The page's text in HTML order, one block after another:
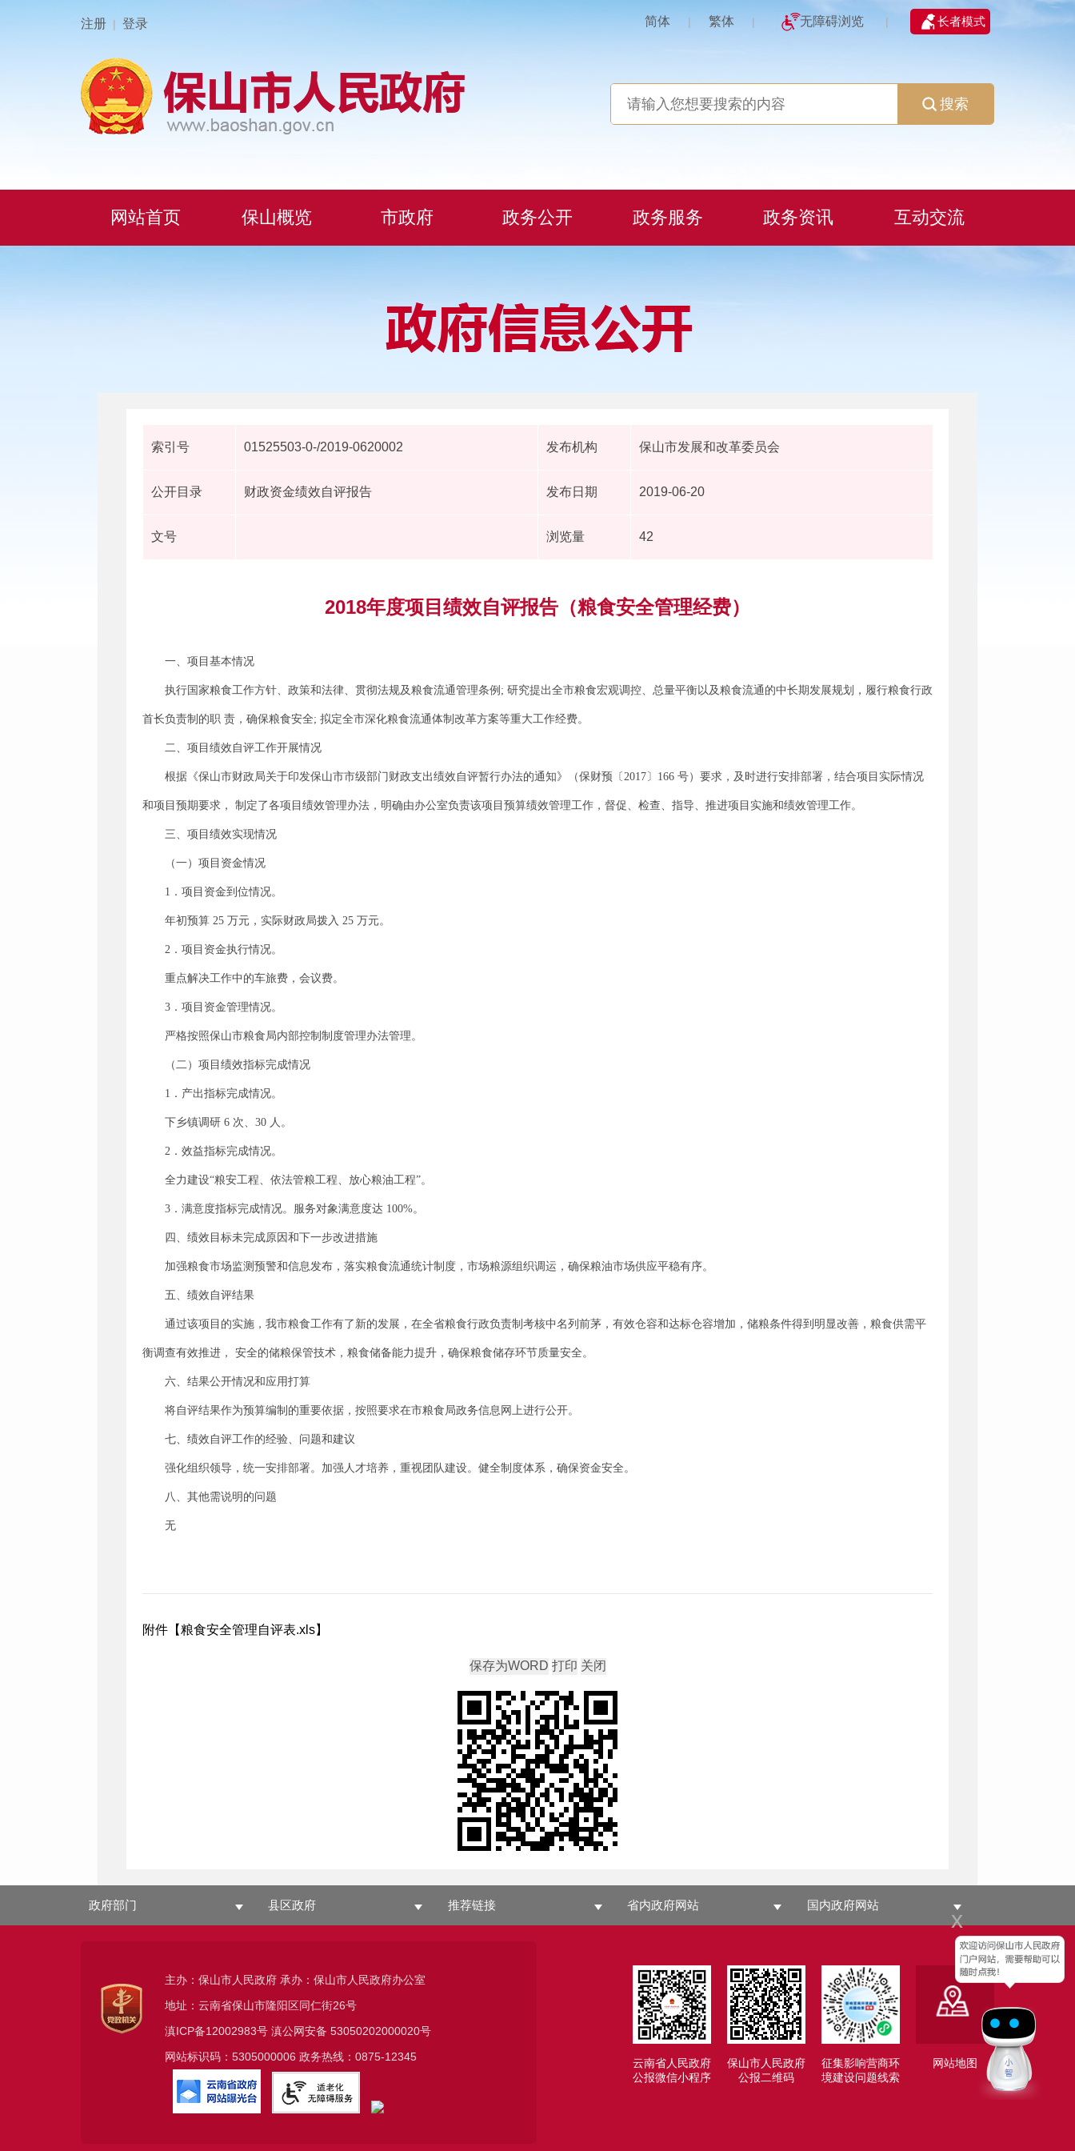
注册 | 登录 简体 | 繁体 | 无障碍浏览 | 长者模式
x
搜索
网站首页 保山概览 市政府 政务公开 政务服务 政务资讯 互动交流
索引号 01525503-0-/2019-0620002 发布机构 保山市发展和改革委员会
公开目录 财政资金绩效自评报告 发布日期 2019-06-20
文号 浏览量 42
2018年度项目绩效自评报告（粮食安全管理经费）
一、项目基本情况
执行国家粮食工作方针、政策和法律、贯彻法规及粮食流通管理条例; 研究提出全市粮食宏观调控、总量平衡以及粮食流通的中长期发展规划，履行粮食行政
首长负责制的职 责，确保粮食安全; 拟定全市深化粮食流通体制改革方案等重大工作经费。
二、项目绩效自评工作开展情况
根据《保山市财政局关于印发保山市市级部门财政支出绩效自评暂行办法的通知》（保财预〔2017〕166 号）要求，及时进行安排部署，结合项目实际情况
和项目预期要求， 制定了各项目绩效管理办法，明确由办公室负责该项目预算绩效管理工作，督促、检查、指导、推进项目实施和绩效管理工作。
三、项目绩效实现情况
（一）项目资金情况
1．项目资金到位情况。
年初预算 25 万元，实际财政局拨入 25 万元。
2．项目资金执行情况。
重点解决工作中的车旅费，会议费。
3．项目资金管理情况。
严格按照保山市粮食局内部控制制度管理办法管理。
（二）项目绩效指标完成情况
1．产出指标完成情况。
下乡镇调研 6 次、30 人。
2．效益指标完成情况。
全力建设“粮安工程、依法管粮工程、放心粮油工程”。
3．满意度指标完成情况。服务对象满意度达 100%。
四、绩效目标未完成原因和下一步改进措施
加强粮食市场监测预警和信息发布，落实粮食流通统计制度，市场粮源组织调运，确保粮油市场供应平稳有序。
五、绩效自评结果
通过该项目的实施，我市粮食工作有了新的发展，在全省粮食行政负责制考核中名列前茅，有效仓容和达标仓容增加，储粮条件得到明显改善，粮食供需平
衡调查有效推进， 安全的储粮保管技术，粮食储备能力提升，确保粮食储存环节质量安全。
六、结果公开情况和应用打算
将自评结果作为预算编制的重要依据，按照要求在市粮食局政务信息网上进行公开。
七、绩效自评工作的经验、问题和建议
强化组织领导，统一安排部署。加强人才培养，重视团队建设。健全制度体系，确保资金安全。
八、其他需说明的问题
无
附件【粮食安全管理自评表.xls】
政府部门 县区政府 推荐链接 省内政府网站 国内政府网站
云南省人民政府
公报微信小程序
保山市人民政府
公报二维码
征集影响营商环
境建设问题线索
网站地图
主办：保山市人民政府 承办：保山市人民政府办公室
地址：云南省保山市隆阳区同仁街26号
滇ICP备12002983号滇公网安备 53050202000020号
网站标识码：5305000006 政务热线：0875-12345